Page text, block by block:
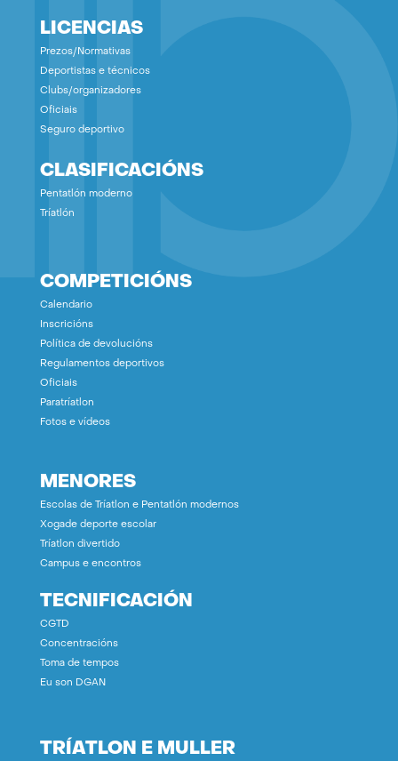
LICENCIAS
Prezos/Normativas
Deportistas e técnicos
Clubs/organizadores
Oficiais
Seguro deportivo
CLASIFICACIÓNS
Pentatlón moderno
Tríatlón
COMPETICIÓNS
Calendario
Inscricións
Política de devolucións
Regulamentos deportivos
Oficiais
Paratríatlon
Fotos e vídeos
MENORES
Escolas de Tríatlon e Pentatlón modernos
Xogade deporte escolar
Tríatlon divertido
Campus e encontros
TECNIFICACIÓN
CGTD
Concentracións
Toma de tempos
Eu son DGAN
TRÍATLON E MULLER